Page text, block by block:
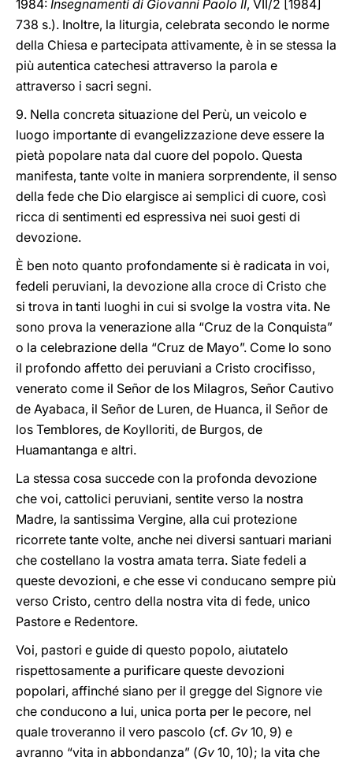
1984: Insegnamenti di Giovanni Paolo II, VII/2 [1984]
738 s.). Inoltre, la liturgia, celebrata secondo le norme
della Chiesa e partecipata attivamente, è in se stessa la
più autentica catechesi attraverso la parola e
attraverso i sacri segni.
9. Nella concreta situazione del Perù, un veicolo e
luogo importante di evangelizzazione deve essere la
pietà popolare nata dal cuore del popolo. Questa
manifesta, tante volte in maniera sorprendente, il senso
della fede che Dio elargisce ai semplici di cuore, così
ricca di sentimenti ed espressiva nei suoi gesti di
devozione.
È ben noto quanto profondamente si è radicata in voi,
fedeli peruviani, la devozione alla croce di Cristo che
si trova in tanti luoghi in cui si svolge la vostra vita. Ne
sono prova la venerazione alla “Cruz de la Conquista”
o la celebrazione della “Cruz de Mayo”. Come lo sono
il profondo affetto dei peruviani a Cristo crocifisso,
venerato come il Señor de los Milagros, Señor Cautivo
de Ayabaca, il Señor de Luren, de Huanca, il Señor de
los Temblores, de Koylloriti, de Burgos, de
Huamantanga e altri.
La stessa cosa succede con la profonda devozione
che voi, cattolici peruviani, sentite verso la nostra
Madre, la santissima Vergine, alla cui protezione
ricorrete tante volte, anche nei diversi santuari mariani
che costellano la vostra amata terra. Siate fedeli a
queste devozioni, e che esse vi conducano sempre più
verso Cristo, centro della nostra vita di fede, unico
Pastore e Redentore.
Voi, pastori e guide di questo popolo, aiutatelo
rispettosamente a purificare queste devozioni
popolari, affinché siano per il gregge del Signore vie
che conducono a lui, unica porta per le pecore, nel
quale troveranno il vero pascolo (cf. Gv 10, 9) e
avranno “vita in abbondanza” (Gv 10, 10); la vita che